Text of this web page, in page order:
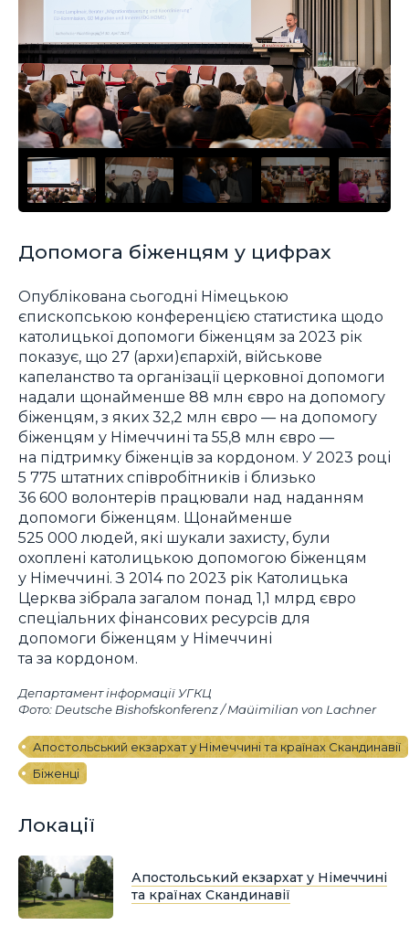
Допомога біженцям у цифрах
Опублікована сьогодні Німецькою
єпископською конференцією статистика щодо
католицької допомоги біженцям за 2023 рік
показує, що 27 (архи)єпархій, військове
капеланство та організації церковної допомоги
надали щонайменше 88 млн євро на допомогу
біженцям, з яких 32,2 млн євро — на допомогу
біженцям у Німеччині та 55,8 млн євро —
на підтримку біженців за кордоном. У 2023 році
5 775 штатних співробітників і близько
36 600 волонтерів працювали над наданням
допомоги біженцям. Щонайменше
525 000 людей, які шукали захисту, були
охоплені католицькою допомогою біженцям
у Німеччині. З 2014 по 2023 рік Католицька
Церква зібрала загалом понад 1,1 млрд євро
спеціальних фінансових ресурсів для
допомоги біженцям у Німеччині
та за кордоном.
Департамент інформації УГКЦ
Фото: Deutsche Bishofskonferenz / Maüimilian von Lachner
Апостольський екзархат у Німеччині та країнах Скандинавії
Біженці
Локації
Апостольський екзархат у Німеччині
та країнах Скандинавії